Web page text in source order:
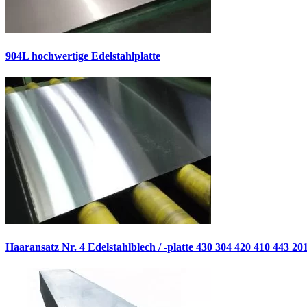
904L hochwertige Edelstahlplatte
Haaransatz Nr. 4 Edelstahlblech / -platte 430 304 420 410 443